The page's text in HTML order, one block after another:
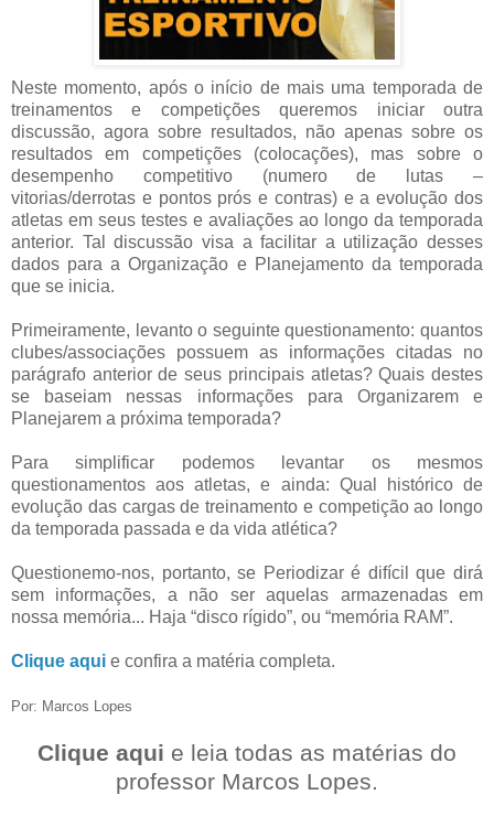
Neste momento, após o início de mais uma temporada de
treinamentos e competições queremos iniciar outra
discussão, agora sobre resultados, não apenas sobre os
resultados em competições (colocações), mas sobre o
desempenho competitivo (numero de lutas –
vitorias/derrotas e pontos prós e contras) e a evolução dos
atletas em seus testes e avaliações ao longo da temporada
anterior. Tal discussão visa a facilitar a utilização desses
dados para a Organização e Planejamento da temporada
que se inicia.
Primeiramente, levanto o seguinte questionamento: quantos
clubes/associações possuem as informações citadas no
parágrafo anterior de seus principais atletas? Quais destes
se baseiam nessas informações para Organizarem e
Planejarem a próxima temporada?
Para simplificar podemos levantar os mesmos
questionamentos aos atletas, e ainda: Qual histórico de
evolução das cargas de treinamento e competição ao longo
da temporada passada e da vida atlética?
Questionemo-nos, portanto, se Periodizar é difícil que dirá
sem informações, a não ser aquelas armazenadas em
nossa memória... Haja “disco rígido”, ou “memória RAM”.
Clique aqui e confira a matéria completa.
Por: Marcos Lopes
Clique aqui e leia todas as matérias do
professor Marcos Lopes.